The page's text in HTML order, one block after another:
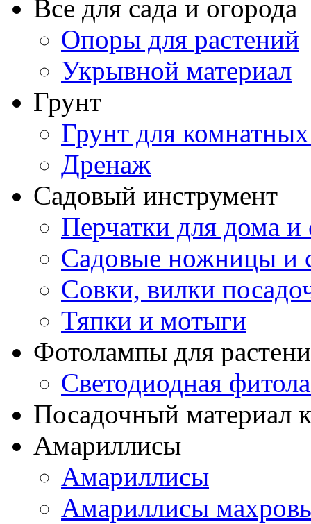
Все для сада и огорода
Опоры для растений
Укрывной материал
Грунт
Грунт для
Дренаж
Садовый инструмент
Перчатки для дома и
Садовые ножницы и
Совки, вилки
Тяпки и мотыги
Фотолампы для
Светодиодная
Посадочный материал
Амариллисы
Амариллисы
Амариллисы